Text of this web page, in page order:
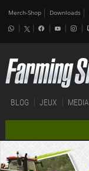
Merch-Shop Downloads
BLOG JEUX MEDIA